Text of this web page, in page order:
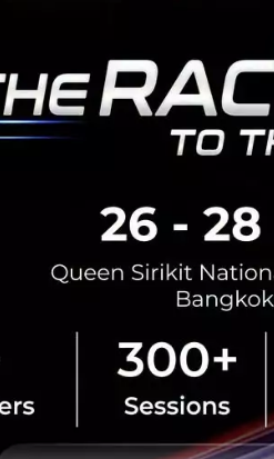
เป็นอย่างไร? ประเทศใดในเอเชีย
รู้ แนวโน้มในการใช้บริการออ
ะทั่งพวกเขาจะหาคนที่ใช่สำหรับ
มีการเปิดรับเรื่องเหล่านี้มาก
นโดนีเซียเนื่องด้วยจำนวนประ
นั้นจุดเริ่มต้นที่ยากที่สุดสำหรับการ
ง Startup คือการหาคนที่เหมา